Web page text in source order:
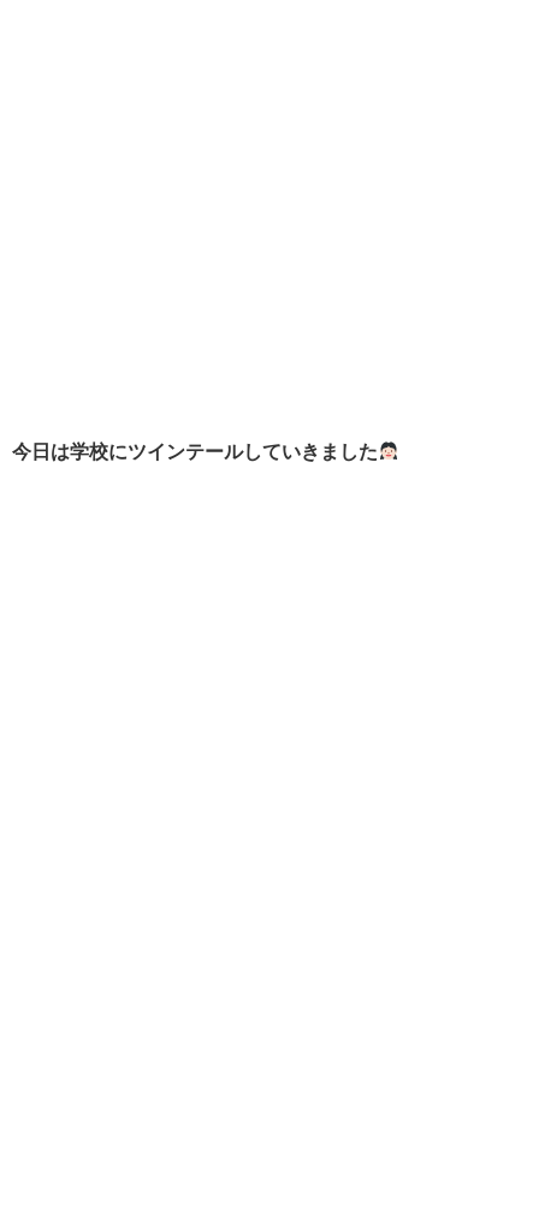
今日は学校にツインテールしていきました